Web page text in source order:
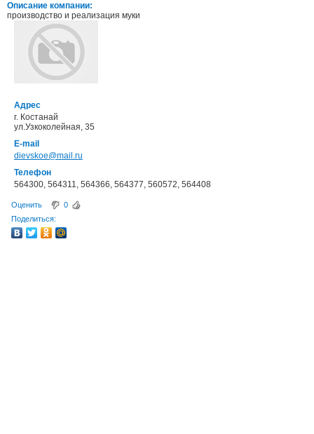
Описание компании:
производство и реализация муки
Адрес
г. Костанай
ул.Узкоколейная, 35
E-mail
dievskoe@mail.ru
Телефон
564300, 564311, 564366, 564377, 560572, 564408
Оценить
0
Поделиться: